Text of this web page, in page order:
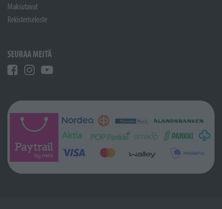
Maksutavat
Rekisteriseloste
SEURAA MEITÄ